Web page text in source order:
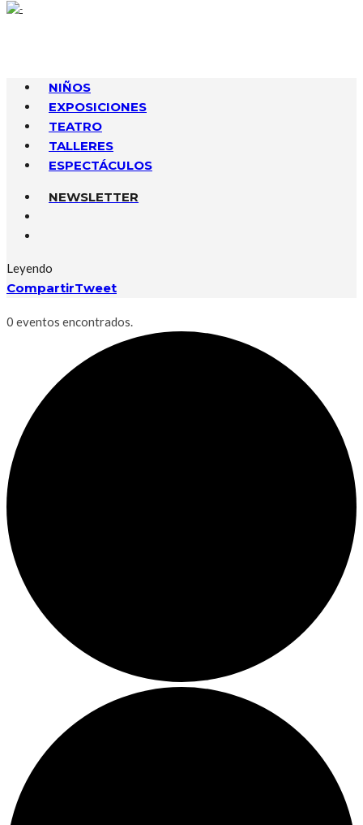
NIÑOS
EXPOSICIONES
TEATRO
TALLERES
ESPECTÁCULOS
NEWSLETTER
Leyendo
CompartirTweet
0 eventos encontrados.